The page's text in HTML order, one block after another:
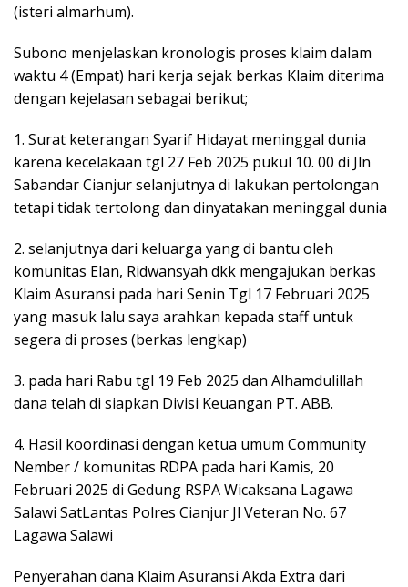
(isteri almarhum).
Subono menjelaskan kronologis proses klaim dalam
waktu 4 (Empat) hari kerja sejak berkas Klaim diterima
dengan kejelasan sebagai berikut;
1. Surat keterangan Syarif Hidayat meninggal dunia
karena kecelakaan tgl 27 Feb 2025 pukul 10. 00 di Jln
Sabandar Cianjur selanjutnya di lakukan pertolongan
tetapi tidak tertolong dan dinyatakan meninggal dunia
2. selanjutnya dari keluarga yang di bantu oleh
komunitas Elan, Ridwansyah dkk mengajukan berkas
Klaim Asuransi pada hari Senin Tgl 17 Februari 2025
yang masuk lalu saya arahkan kepada staff untuk
segera di proses (berkas lengkap)
3. pada hari Rabu tgl 19 Feb 2025 dan Alhamdulillah
dana telah di siapkan Divisi Keuangan PT. ABB.
4. Hasil koordinasi dengan ketua umum Community
Nember / komunitas RDPA pada hari Kamis, 20
Februari 2025 di Gedung RSPA Wicaksana Lagawa
Salawi SatLantas Polres Cianjur Jl Veteran No. 67
Lagawa Salawi
Penyerahan dana Klaim Asuransi Akda Extra dari